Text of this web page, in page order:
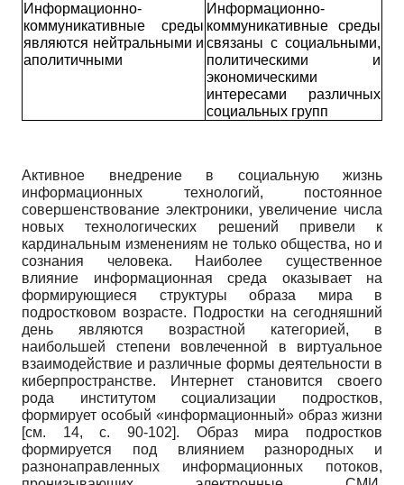
Информационно-
коммуникативные среды
являются нейтральными и
аполитичными
Информационно-
коммуникативные среды
связаны с социальными,
политическими и
экономическими
интересами различных
социальных групп
Активное внедрение в социальную жизнь
информационных технологий, постоянное
совершенствование электроники, увеличение числа
новых технологических решений привели к
кардинальным изменениям не только общества, но и
сознания человека. Наиболее существенное
влияние информационная среда оказывает на
формирующиеся структуры образа мира в
подростковом возрасте. Подростки на сегодняшний
день являются возрастной категорией, в
наибольшей степени вовлеченной в виртуальное
взаимодействие и различные формы деятельности в
киберпространстве. Интернет становится своего
рода институтом социализации подростков,
формирует особый «информационный» образ жизни
[см. 14, с. 90-102]. Образ мира подростков
формируется под влиянием разнородных и
разнонаправленных информационных потоков,